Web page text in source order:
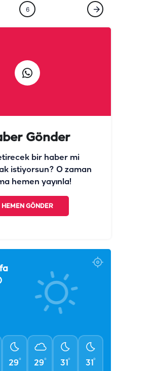
6
Gönder
bir haber mi
istiyorsun? O zaman
hemen yayınla!
HEMEN GÖNDER
29° 29° 31° 31°